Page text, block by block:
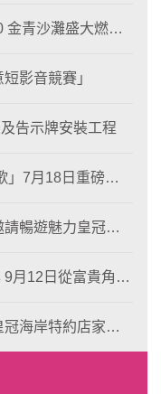
金青沙灘盛大燃
影音競賽」
告示牌安裝工程
」7月18日重磅登
暢遊魅力皇冠海
9月12日從富貴角出
海岸特約店家、